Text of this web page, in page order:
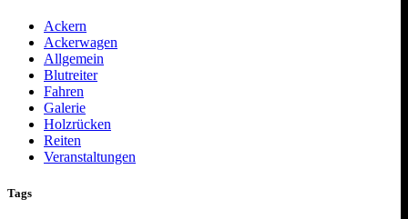
Ackern
Ackerwagen
Allgemein
Blutreiter
Fahren
Galerie
Holzrücken
Reiten
Veranstaltungen
Tags